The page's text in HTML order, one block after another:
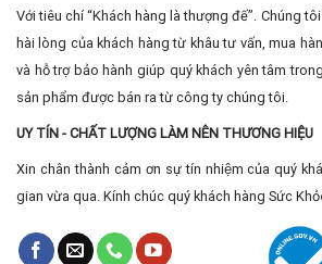
Với tiêu chí “Khách hàng là thượng đế”. Chúng
hài lòng của khách hàng từ khâu tư vấn, mua
và hỗ trợ bảo hành giúp quý khách yên tâm
sản phẩm được bán ra từ công ty chúng tôi.
UY TÍN - CHẤT LƯỢNG LÀM NÊN THƯƠNG HIỆU
Xin chân thành cảm ơn sự tín nhiệm của quý
gian vừa qua. Kính chúc quý khách hàng Sức